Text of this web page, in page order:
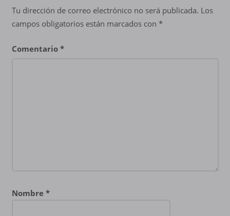
Tu dirección de correo electrónico no será publicada. Los
campos obligatorios están marcados con *
Comentario *
Nombre *